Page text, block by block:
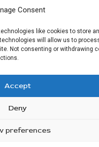
Consent
like cookies to store
will allow us to
Not consenting or withdrawing
Accept
Deny
preferences